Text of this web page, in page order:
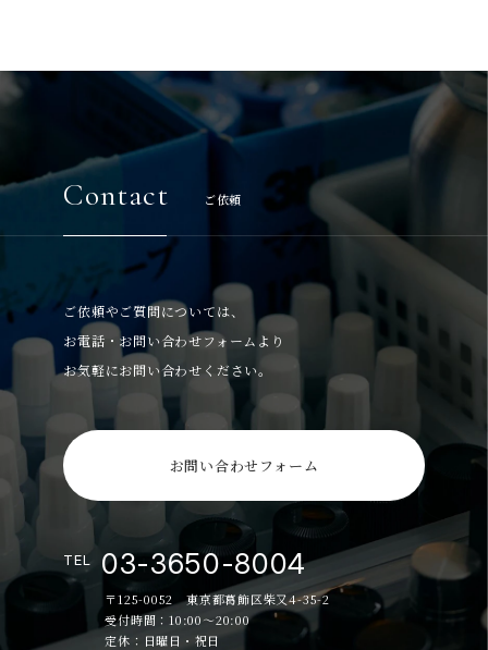
Contact ご依頼
ご依頼やご質問については、
お電話・お問い合わせフォームより
お気軽にお問い合わせください。
お問い合わせフォーム
TEL 03-3650-8004
〒125-0052 東京都葛飾区柴又4-35-2
受付時間：10:00～20:00
定休：日曜日・祝日